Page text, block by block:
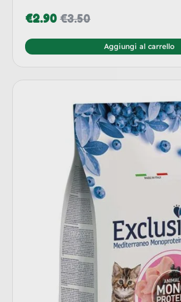
€3.50
€2.90
Aggiungi al carrello